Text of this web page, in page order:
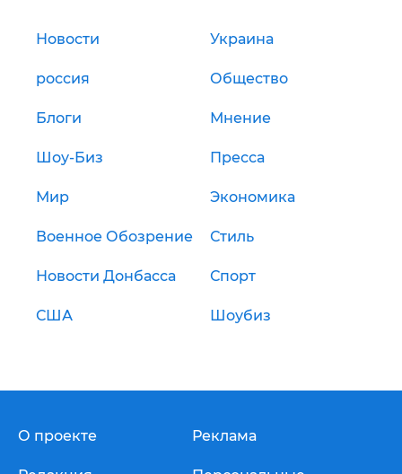
Новости Украина
россия Общество
Блоги Мнение
Шоу-Биз Пресса
Мир Экономика
Военное Обозрение Стиль
Новости Донбасса Спорт
США Шоубиз
О проекте Реклама